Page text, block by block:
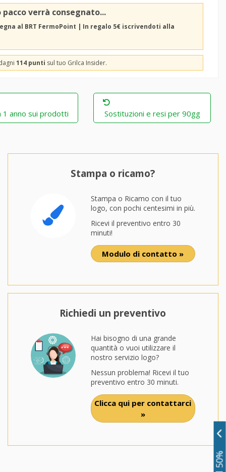
verrà consegnato...
al BRT FermoPoint | In regalo 5€ iscrivendoti alla
114 punti sul tuo Grilca Insider.
1 anno sui prodotti
Sostituzioni e resi per 90gg
Stampa o ricamo?
Stampa o Ricamo con il tuo
logo, con pochi centesimi in più.
Ricevi il preventivo entro 30
minuti!
Modulo di contatto »
Richiedi un preventivo
Hai bisogno di una grande
quantità o vuoi utilizzare il
nostro servizio logo?
Nessun problema! Ricevi il tuo
preventivo entro 30 minuti.
Clicca qui per contattarci
»